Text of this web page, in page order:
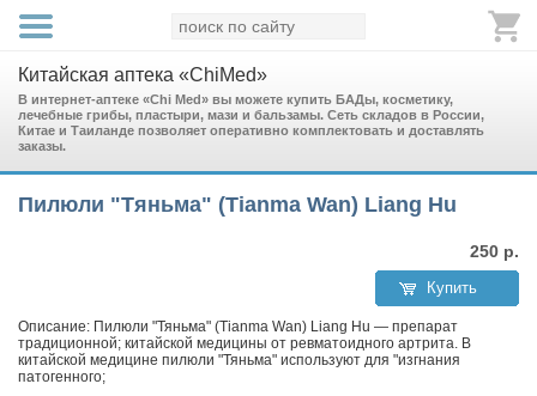
Китайская аптека «ChiMed»
В интернет-аптеке «Chi Med» вы можете купить БАДы, косметику,
лечебные грибы, пластыри, мази и бальзамы. Сеть складов в России,
Китае и Таиланде позволяет оперативно комплектовать и доставлять
заказы.
Пилюли "Тяньма" (Tianma Wan) Liang Hu
250 р.
Купить
Описание: Пилюли "Тяньма" (Tianma Wan) Liang Hu — препарат
традиционной; китайской медицины от ревматоидного артрита. В
китайской медицине пилюли "Тяньма" используют для "изгнания
патогенного;